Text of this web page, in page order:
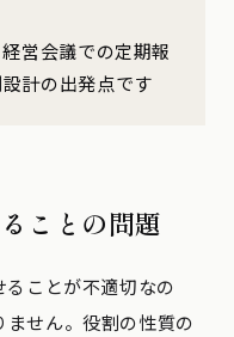
営会議での定期報
計の出発点です
ことの問題
ことが不適切なの
せん。役割の性質の